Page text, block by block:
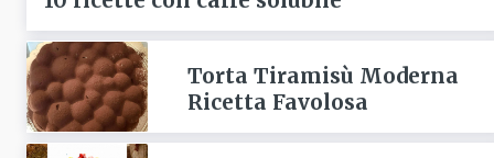
Torta Tiramisù Moderna
Ricetta Favolosa